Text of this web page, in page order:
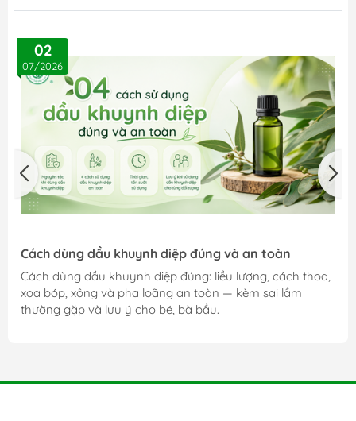
02
07/2026
Cách dùng dầu khuynh diệp đúng và an toàn
Cách dùng dầu khuynh diệp đúng: liều lượng, cách thoa,
xoa bóp, xông và pha loãng an toàn — kèm sai lầm
thường gặp và lưu ý cho bé, bà bầu.